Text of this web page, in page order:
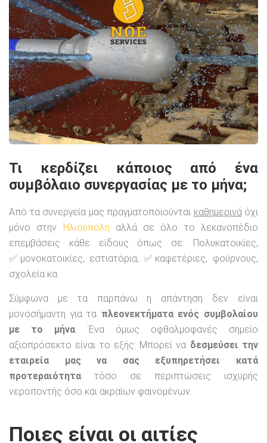
Τι κερδίζει κάποιος από ένα
συμβόλαιο συνεργασίας με το μήνα;
Από τα συνεργεία μας πραγματοποιούνται καθημερινάόχι
μόνο στην
Ηλιούπολη αλλά σε όλο το λεκανοπέδιο
επεμβάσεις κάθε είδους όπως σε: Πολυκατοικίες,
✅μονοκατοικίες, εστιατόρια, ✅καφετέριες, φούρνους,
σχολεία κα.
Σύμφωνα με τα παρπάνω η απάντηση δεν είναι
μονοσήμαντη για τα πλεονεκτήματα ενός συμβολαίου
με το μήνα. Ένα όμως οφθαλμοφανές σημείο
αξιοπρόσεκτο είναι το εξής: Μπορεί να δεσμεύσει την
εταιρεία μας να σας εξυπηρετήσει κατά
προτεραιότητα τόσο σε περιπτώσεις ισχυρής
νεροποντής όσο και ακραίων φαινομένων.
Ποιες είναι οι αιτίες